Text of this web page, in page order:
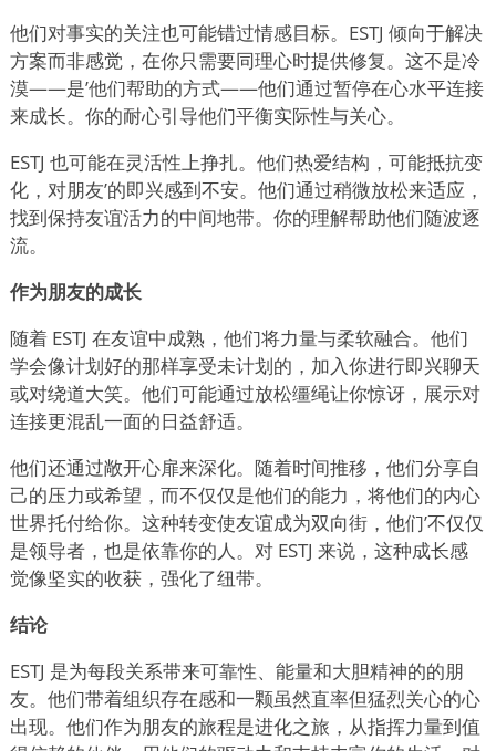
他们对事实的关注也可能错过情感目标。ESTJ 倾向于解决
方案而非感觉，在你只需要同理心时提供修复。这不是冷
漠——是’他们帮助的方式——他们通过暂停在心水平连接
来成长。你的耐心引导他们平衡实际性与关心。
ESTJ 也可能在灵活性上挣扎。他们热爱结构，可能抵抗变
化，对朋友’的即兴感到不安。他们通过稍微放松来适应，
找到保持友谊活力的中间地带。你的理解帮助他们随波逐
流。
作为朋友的成长
随着 ESTJ 在友谊中成熟，他们将力量与柔软融合。他们
学会像计划好的那样享受未计划的，加入你进行即兴聊天
或对绕道大笑。他们可能通过放松缰绳让你惊讶，展示对
连接更混乱一面的日益舒适。
他们还通过敞开心扉来深化。随着时间推移，他们分享自
己的压力或希望，而不仅仅是他们的能力，将他们的内心
世界托付给你。这种转变使友谊成为双向街，他们’不仅仅
是领导者，也是依靠你的人。对 ESTJ 来说，这种成长感
觉像坚实的收获，强化了纽带。
结论
ESTJ 是为每段关系带来可靠性、能量和大胆精神的的朋
友。他们带着组织存在感和一颗虽然直率但猛烈关心的心
出现。他们作为朋友的旅程是进化之旅，从指挥力量到值